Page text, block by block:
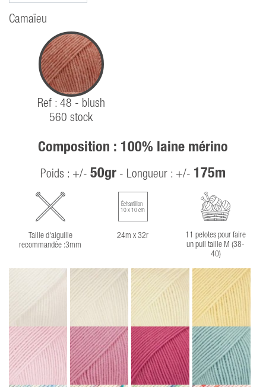
Camaïeu
Ref : 48 - blush
560 stock
Composition : 100% laine mérino
Poids : +/- 50gr - Longueur : +/- 175m
Taille d'aiguille
recommandée :3mm
Échantillon
10 x 10 cm
24m x 32r
11 pelotes pour faire
un pull taille M (38-
40)